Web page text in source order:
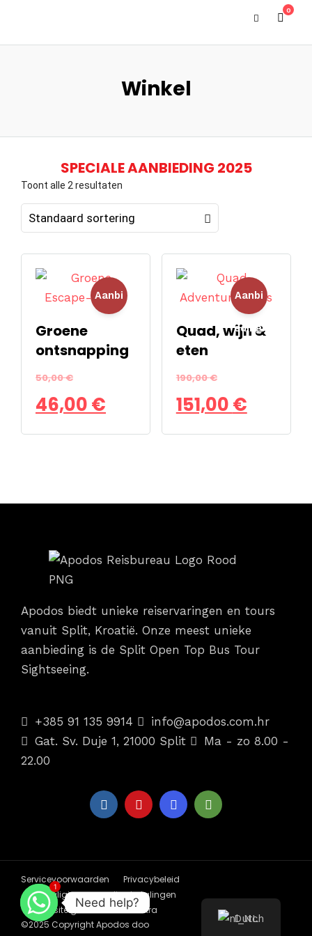
0
Winkel
SPECIALE AANBIEDING 2025
Toont alle 2 resultaten
Aanbi
Groene
ontsnapping
50,00€
46,00€
Aanbi
eding!
Quad, wijn &
eten
190,00€
151,00€
Apodos biedt unieke reiservaringen en tours
vanuit Split, Kroatië. Onze meest unieke
aanbieding is de Split Open Top Bus Tour
Sightseeing.
+385 91 135 9914
info@apodos.com.hr
Gat. Sv. Duje 1, 21000 Split
Ma - zo 8.00 -
22.00
Servicevoorwaarden
Privacybeleid
Beveiliging van online betalingen
Website gemaakt door Sutra
©2025 Copyright Apodos doo
Dutch
1
Need help?